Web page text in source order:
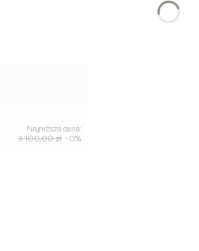
Najniższa cena:
3 100,00 zł -0%